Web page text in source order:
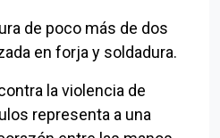
de poco más de dos
en forja y soldadura.
la violencia de
representa a una